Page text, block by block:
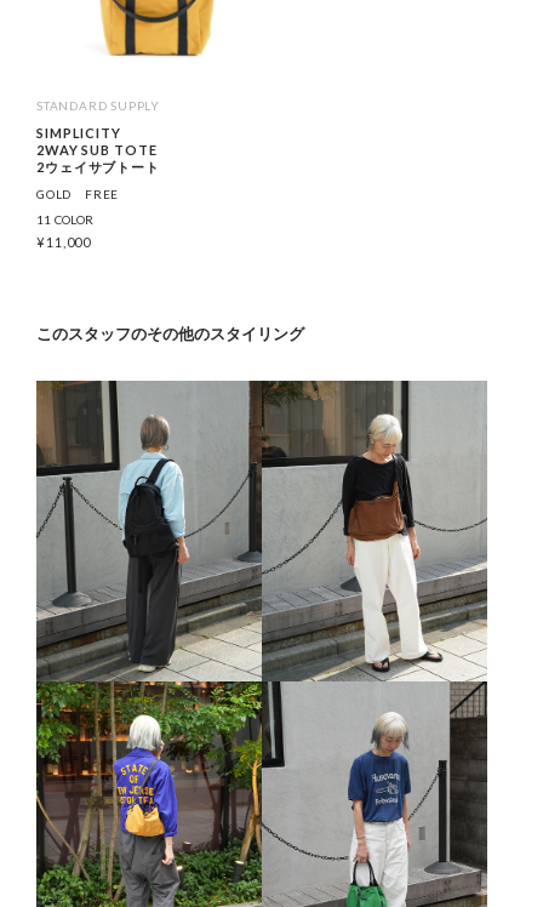
STANDARD SUPPLY
SIMPLICITY
2WAY SUB TOTE
2ウェイサブトート
GOLD
FREE
11 COLOR
¥11,000
このスタッフのその他のスタイリング